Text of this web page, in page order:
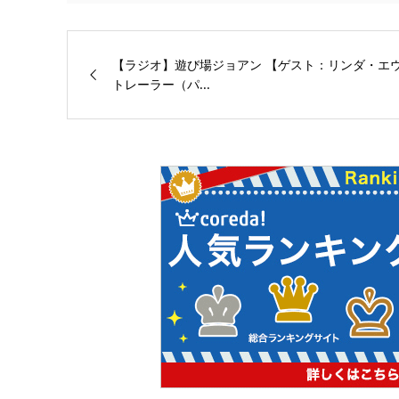
【ラジオ】遊び場ジョアン 【ゲスト：リンダ・エ
トレーラー（パ...